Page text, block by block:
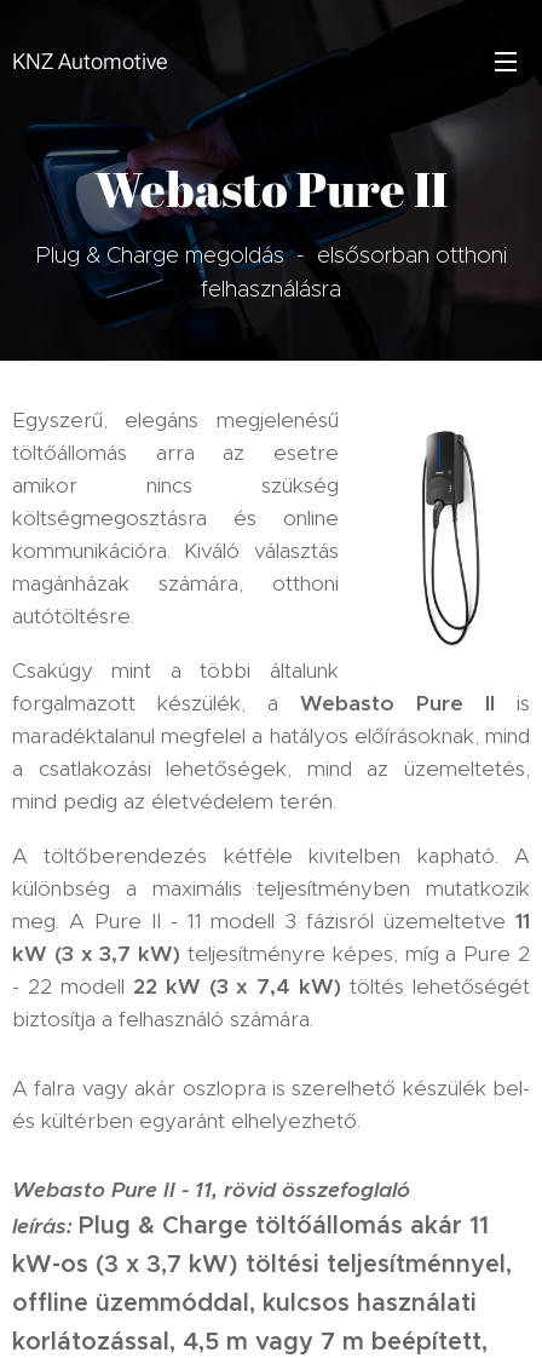
KNZ Automotive
Webasto Pure II
Plug & Charge megoldás - elsősorban otthoni
felhasználásra
Egyszerű, elegáns megjelenésű
töltőállomás arra az esetre
amikor nincs szükség
költségmegosztásra és online
kommunikációra. Kiváló választás
magánházak számára, otthoni
autótöltésre.
Csakúgy mint a többi általunk
forgalmazott készülék, a Webasto Pure II is
maradéktalanul megfelel a hatályos előírásoknak, mind
a csatlakozási lehetőségek, mind az üzemeltetés,
mind pedig az életvédelem terén.
A töltőberendezés kétféle kivitelben kapható. A
különbség a maximális teljesítményben mutatkozik
meg. A Pure II - 11 modell 3 fázisról üzemeltetve 11
kW (3 x 3,7 kW) teljesítményre képes, míg a Pure 2
- 22 modell 22 kW (3 x 7,4 kW) töltés lehetőségét
biztosítja a felhasználó számára.
A falra vagy akár oszlopra is szerelhető készülék bel-
és kültérben egyaránt elhelyezhető.
Webasto Pure II - 11, rövid összefoglaló
leírás: Plug & Charge töltőállomás akár 11
kW-os (3 x 3,7 kW) töltési teljesítménnyel,
offline üzemmóddal, kulcsos használati
korlátozással, 4,5 m vagy 7 m beépített,